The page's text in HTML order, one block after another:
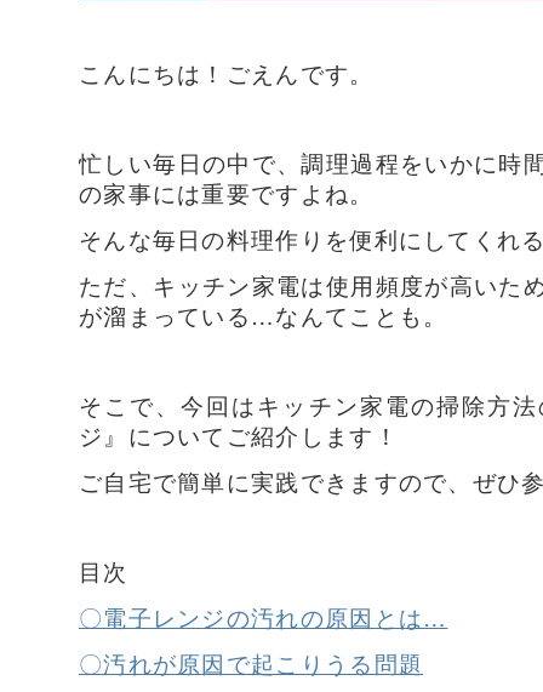
こんにちは！ごえんです。
忙しい毎日の中で、調理過程をいかに時
の家事には重要ですよね。
そんな毎日の料理作りを便利にしてくれ
ただ、キッチン家電は使用頻度が高いた
が溜まっている…なんてことも。
そこで、今回はキッチン家電の掃除方
ジ』についてご紹介します！
ご自宅で簡単に実践できますので、ぜひ
目次
〇電子レンジの汚れの原因とは…
〇汚れが原因で起こりうる問題